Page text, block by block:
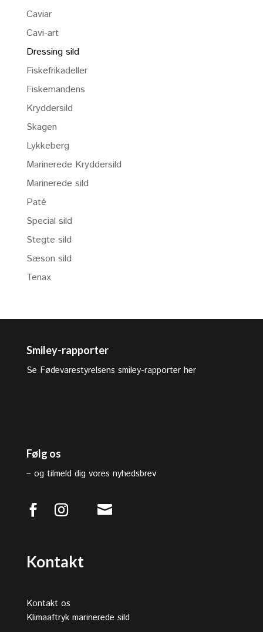
Caviar
Cavi-art
Dressing sild
Fiskefrikadeller
Fiskemandens
Kryddersild
Skagen
Lykkeberg
Marinerede Kryddersild
Marinerede sild
Paté
Special sild
Stegte sild
Sæson sild
Tenax
Smiley-rapporter
Se Fødevarestyrelsens smiley-rapporter her
Følg os
– og tilmeld dig vores nyhedsbrev

Kontakt
Kontakt os
Klimaaftryk marinerede sild